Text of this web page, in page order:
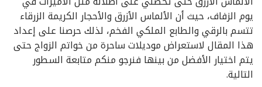
يوم الزفاف، حيث أن الألماس الأزرق والأحجار الكريمة الزرقاء
تتسم بالرقي والطابع الملكي الفخم، لذلك حرصنا على إعداد
هذا المقال لاستعراض موديلات ساحرة من خواتم الزواج حتى
يتم اختيار الأفضل من بينها فنرجو منكم متابعة السطور
التالية.